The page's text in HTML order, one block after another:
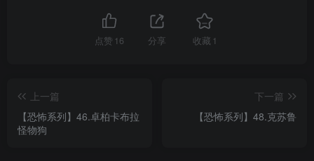
点赞 16 分享 收藏 1
上一篇
【恐怖系列】46.卓柏卡布拉
怪物狗
下一篇
【恐怖系列】48.克苏鲁